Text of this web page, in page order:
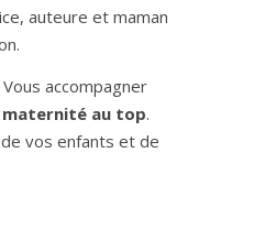
auteure et maman
accompagner
maternité au top.
de vos enfants et de